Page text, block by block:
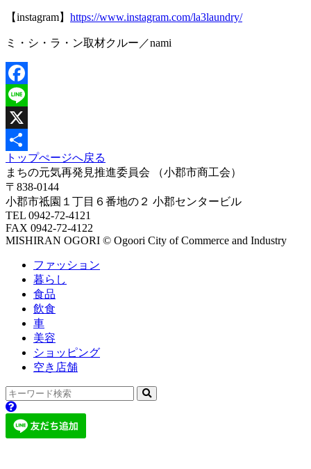
【instagram】 https://www.instagram.com/la3laundry/
ミ・シ・ラ・ン取材クルー／nami
Facebook
Line
X
共
有
トップぺージへ戻る
まちの元気再発見推進委員会
（小郡市商工会）
〒838-0144
小郡市祗園１丁目６番地の２ 小郡センタービル
TEL 0942-72-4121
FAX 0942-72-4122
MISHIRAN OGORI © Ogoori City of Commerce and Industry
ファッション
暮らし
食品
飲食
車
美容
ショッピング
空き店舗